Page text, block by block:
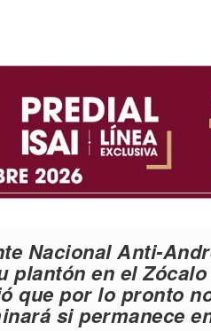
Nacional Anti-
plantón en el
que por lo pronto
si permanece